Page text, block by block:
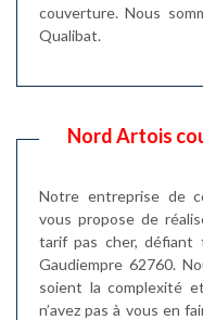
couverture. Nous
Qualibat.
Nord Artois
Notre entreprise de
vous propose de
tarif pas cher, défiant
Gaudiempre 62760.
soient la complexité
n’avez pas à vous en